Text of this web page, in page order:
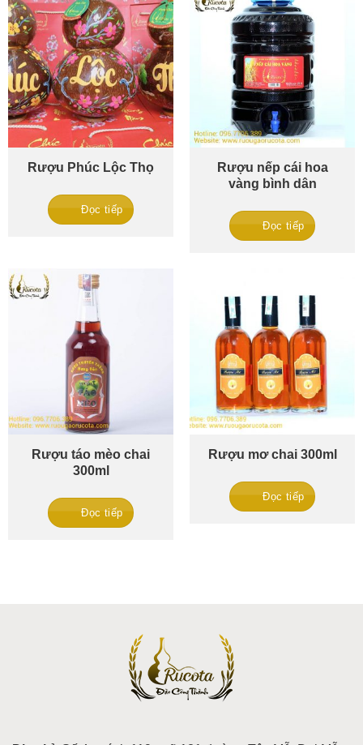
Rượu Phúc Lộc Thọ
Đọc tiếp
Rượu nếp cái hoa
vàng bình dân
Đọc tiếp
Rượu táo mèo chai
300ml
Đọc tiếp
Rượu mơ chai 300ml
Đọc tiếp